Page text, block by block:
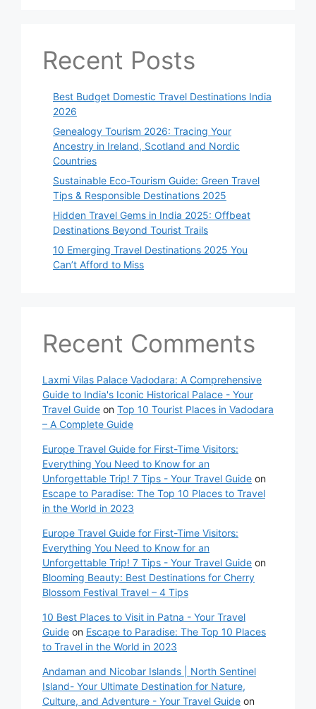
Recent Posts
Best Budget Domestic Travel Destinations India
2026
Genealogy Tourism 2026: Tracing Your
Ancestry in Ireland, Scotland and Nordic
Countries
Sustainable Eco-Tourism Guide: Green Travel
Tips & Responsible Destinations 2025
Hidden Travel Gems in India 2025: Offbeat
Destinations Beyond Tourist Trails
10 Emerging Travel Destinations 2025 You
Can’t Afford to Miss
Recent Comments
Laxmi Vilas Palace Vadodara: A Comprehensive
Guide to India's Iconic Historical Palace - Your
Travel Guide on Top 10 Tourist Places in Vadodara
– A Complete Guide
Europe Travel Guide for First-Time Visitors:
Everything You Need to Know for an
Unforgettable Trip! 7 Tips - Your Travel Guide on
Escape to Paradise: The Top 10 Places to Travel
in the World in 2023
Europe Travel Guide for First-Time Visitors:
Everything You Need to Know for an
Unforgettable Trip! 7 Tips - Your Travel Guide on
Blooming Beauty: Best Destinations for Cherry
Blossom Festival Travel – 4 Tips
10 Best Places to Visit in Patna - Your Travel
Guide on Escape to Paradise: The Top 10 Places
to Travel in the World in 2023
Andaman and Nicobar Islands | North Sentinel
Island- Your Ultimate Destination for Nature,
Culture, and Adventure - Your Travel Guide on